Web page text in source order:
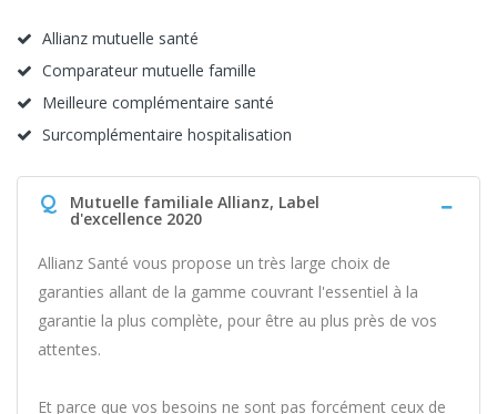
Allianz mutuelle santé
Comparateur mutuelle famille
Meilleure complémentaire santé
Surcomplémentaire hospitalisation
Q Mutuelle familiale Allianz, Label
d'excellence 2020
Allianz Santé vous propose un très large choix de
garanties allant de la gamme couvrant l'essentiel à la
garantie la plus complète, pour être au plus près de vos
attentes.
Et parce que vos besoins ne sont pas forcément ceux de